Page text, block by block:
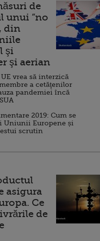
de
unui ”no
din
şi
şi aerian
vrea să interzică
a cetăţenilor
pandemiei încă
2019: Cum se
Uniunii Europene și
scrutin
asigura
Ce
de